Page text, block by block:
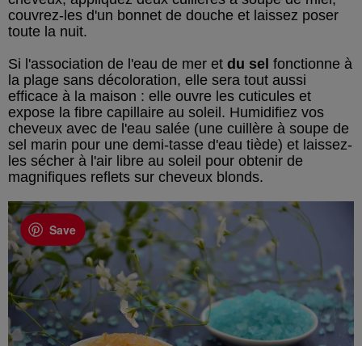
couvrez-les d'un bonnet de douche et laissez poser
toute la nuit.
Si l'association de l'eau de mer et du sel fonctionne à
la plage sans décoloration, elle sera tout aussi
efficace à la maison : elle ouvre les cuticules et
expose la fibre capillaire au soleil. Humidifiez vos
cheveux avec de l'eau salée (une cuillère à soupe de
sel marin pour une demi-tasse d'eau tiède) et laissez-
les sécher à l'air libre au soleil pour obtenir de
magnifiques reflets sur cheveux blonds.
Save